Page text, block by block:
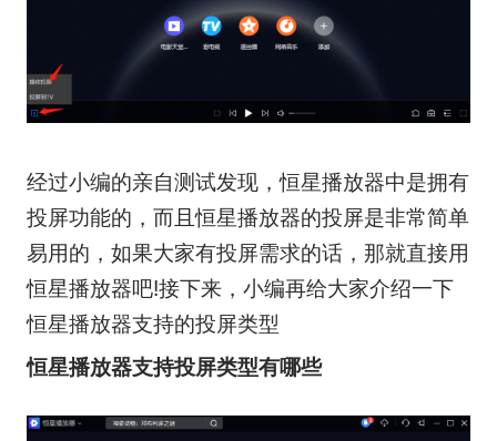
经过小编的亲自测试发现，恒星播放器中是拥有
投屏功能的，而且恒星播放器的投屏是非常简单
易用的，如果大家有投屏需求的话，那就直接用
恒星播放器吧!接下来，小编再给大家介绍一下
恒星播放器支持的投屏类型
恒星播放器支持投屏类型有哪些